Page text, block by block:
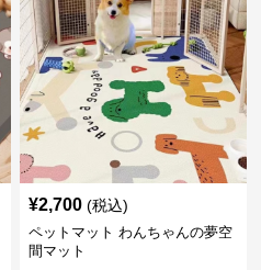
¥2,700 (税込)
ペットマット わんちゃんの夢空
間マット